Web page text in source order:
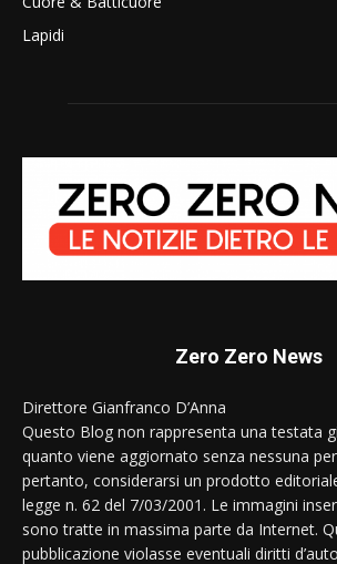
Lapidi
Zero Zero News
Direttore Gianfranco D’Anna
Questo Blog non rappresenta una testata
quanto viene aggiornato senza nessuna
pertanto, considerarsi un prodotto
legge n. 62 del 7/03/2001. Le immagini
sono tratte in massima parte da Internet.
pubblicazione violasse eventuali diritti